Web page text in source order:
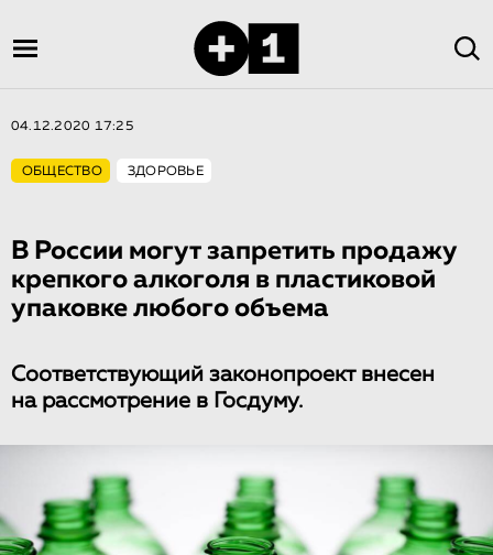
04.12.2020 17:25
ОБЩЕСТВО ЗДОРОВЬЕ
В России могут запретить продажу
крепкого алкоголя в пластиковой
упаковке любого объема
Соответствующий законопроект внесен
на рассмотрение в Госдуму.